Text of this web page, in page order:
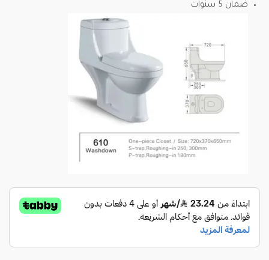
ضمان 5 سنوات